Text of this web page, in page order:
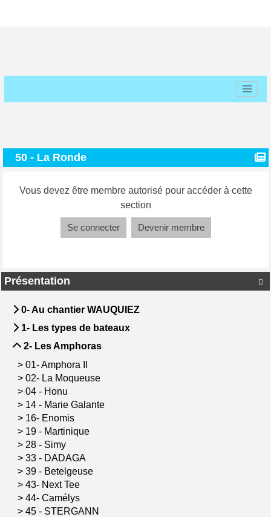

Présentation
0- Au chantier WAUQUIEZ
1- Les types de bateaux
2- Les Amphoras
> 01- Amphora II
> 02- La Moqueuse
> 04 - Honu
> 14 - Marie Galante
> 16- Enomis
> 19 - Martinique
> 28 - Simy
> 33 - DADAGA
> 39 - Betelgeuse
> 43- Next Tee
> 44- Camélys
> 45 - STERGANN
50 - La Ronde
Vous devez être membre autorisé pour accéder à cette
section
Se connecter Devenir membre